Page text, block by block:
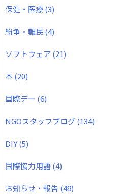
保健・医療(3)
紛争・難民(4)
ソフトウェア (21)
本(20)
国際デー (6)
NGOスタッフブログ(134)
DIY(5)
国際協力用語(4)
お知らせ・報告 (49)